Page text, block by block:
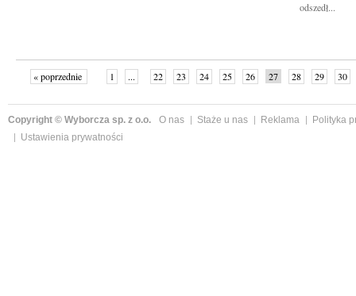
odszedł...
« poprzednie 1 ... 22 23 24 25 26 27 28 29
30
Copyright © Wyborcza sp. z o.o. O nas Staże u nas Reklama
Polityka
Ustawienia prywatności